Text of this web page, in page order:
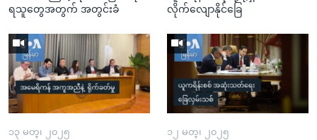
ရသူတွေအတွက် အတွင်းခံ
လိုက်လျောနိုင်ခြေ
၁၃ မတ္၊ ၂၀၂၅ ၁၂ မတ္၊ ၂၀၂၅